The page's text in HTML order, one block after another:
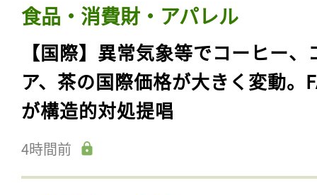
食品・消費財・アパレル
【国際】異常気象等でコーヒー、
ア、茶の国際価格が大きく変動。
が構造的対処提唱
4時間前